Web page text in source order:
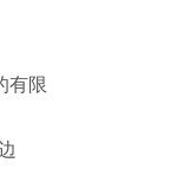
有限